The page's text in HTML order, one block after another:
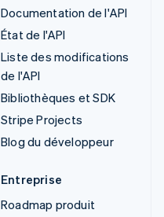
Documentation de l'API
État de l'API
Liste des modifications
de l'API
Bibliothèques et SDK
Stripe Projects
Blog du développeur
Entreprise
Roadmap produit